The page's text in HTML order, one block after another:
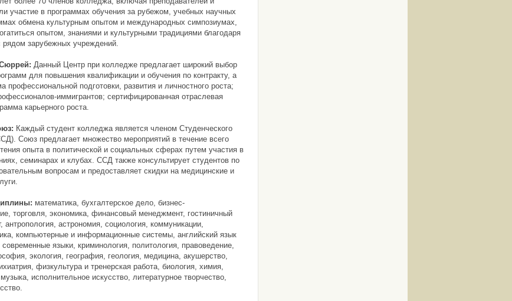
участие в программах обучения за рубежом, учебных научных
обмена культурным опытом и международных симпозиумах,
опытом, знаниями и культурными традициями благодаря
рядом зарубежных учреждений.
Данный Центр при колледже предлагает широкий выбор
для повышения квалификации и обучения по контракту, а
профессиональной подготовки, развития и личностного роста;
иммигрантов; сертифицированная отраслевая
карьерного роста.
Каждый студент колледжа является членом Студенческого
Союз предлагает множество мероприятий в течение всего
опыта в политической и социальных сферах путем участия в
семинарах и клубах. ССД также консультирует студентов по
вопросам и предоставляет скидки на медицинские и
математика, бухгалтерское дело, бизнес-
торговля, экономика, финансовый менеджмент, гостиничный
антропология, астрономия, социология, коммуникации,
компьютерные и информационные системы, английский язык
языки, криминология, политология, правоведение,
экология, география, геология, медицина, акушерство,
физкультура и тренерская работа, биология, химия,
исполнительное искусство, литературное творчество,